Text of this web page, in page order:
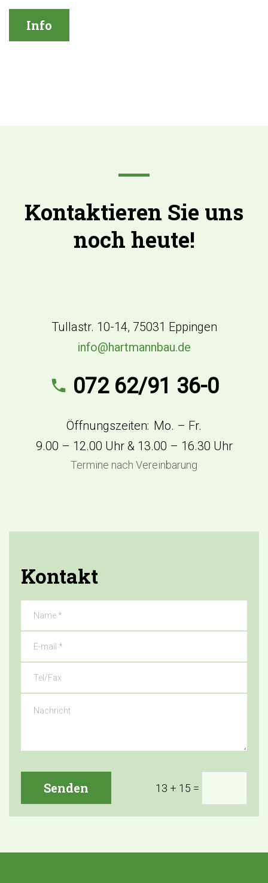
Info
Kontaktieren Sie uns
noch heute!
Tullastr. 10-14, 75031 Eppingen
info@hartmannbau.de
072 62/91 36-0
Öffnungszeiten: Mo. – Fr.
9.00 – 12.00 Uhr & 13.00 – 16.30 Uhr
Termine nach Vereinbarung
Kontakt
13 + 15 =
Senden